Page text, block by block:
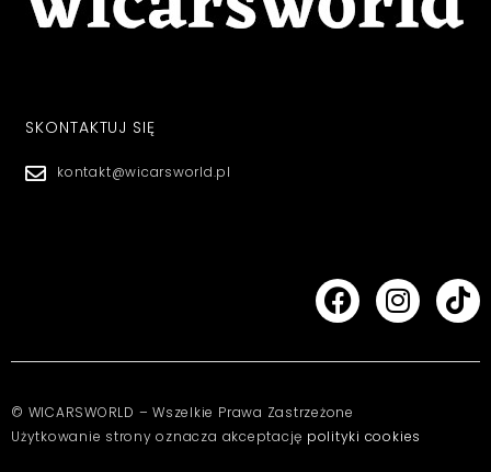
SKONTAKTUJ SIĘ
kontakt@wicarsworld.pl
© WICARSWORLD – Wszelkie Prawa Zastrzeżone
Użytkowanie strony oznacza akceptację polityki cookies